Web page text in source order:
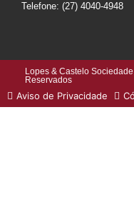
Telefone: (27) 4040-4948
Lopes & Castelo
Reservados
Aviso de Privacidade